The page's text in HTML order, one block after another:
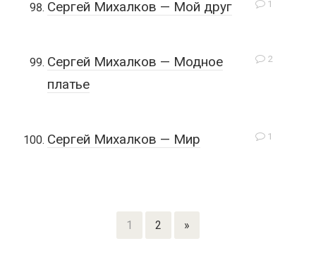
1
Сергей Михалков — Мой друг
2
Сергей Михалков — Модное
платье
1
Сергей Михалков — Мир
1 2 »